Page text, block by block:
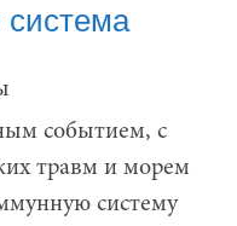
событием, с
травм и морем
систему